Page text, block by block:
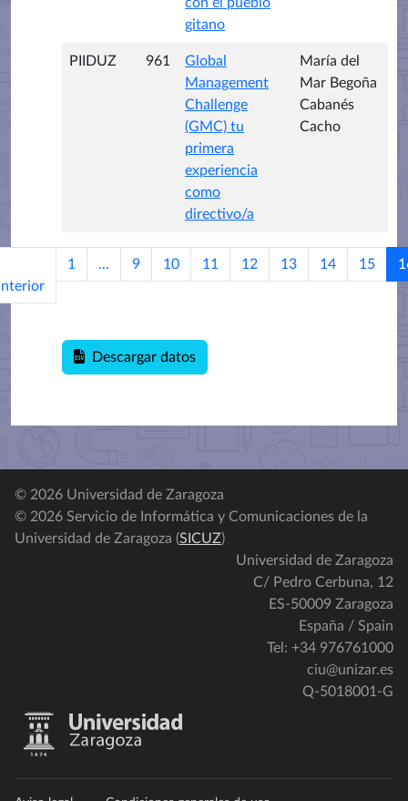
gitano
PIIDUZ 961
Global
Management
Challenge
(GMC) tu
primera
experiencia
como
directivo/a
María del
Mar Begoña
Cabanés
Cacho
1 ... 9 10 11 12 13 14 15
Descargar datos
© 2026 Universidad de Zaragoza
© 2026 Servicio de Informática y Comunicaciones de la
Universidad de Zaragoza (SICUZ)
Universidad de Zaragoza
C/ Pedro Cerbuna, 12
ES-50009 Zaragoza
España / Spain
Tel: +34 976761000
ciu@unizar.es
Q-5018001-G